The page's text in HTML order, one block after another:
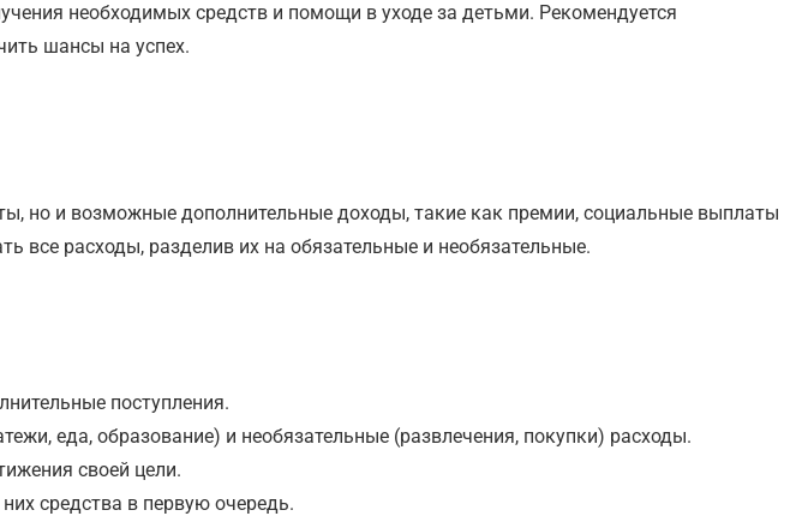
необходимых средств и помощи в уходе за детьми. Рекомендуется
шансы на успех.
но и возможные дополнительные доходы, такие как премии, социальные выплаты
все расходы, разделив их на обязательные и необязательные.
поступления.
еда, образование) и необязательные (развлечения, покупки) расходы.
своей цели.
средства в первую очередь.